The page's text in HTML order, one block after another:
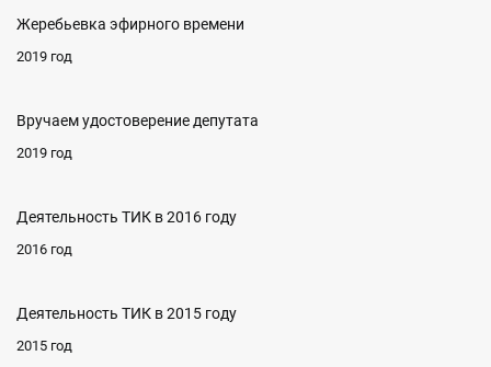
Жеребьевка эфирного времени
2019 год
Вручаем удостоверение депутата
2019 год
Деятельность ТИК в 2016 году
2016 год
Деятельность ТИК в 2015 году
2015 год